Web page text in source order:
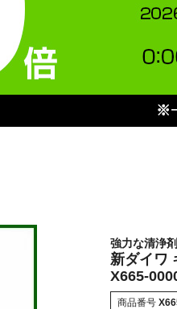
強力な清浄
新ダイワ
X665-
商品番号